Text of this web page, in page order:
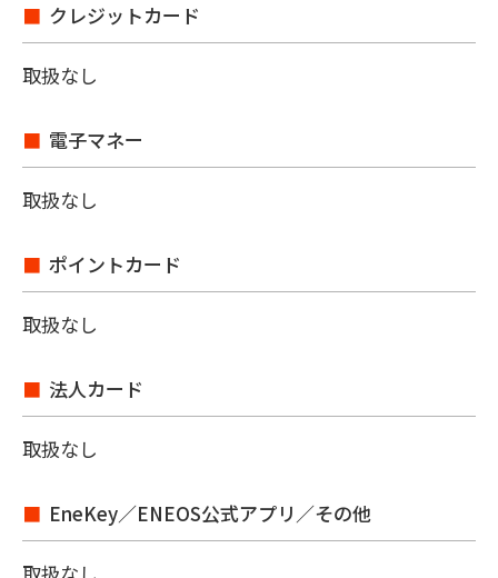
クレジットカード
取扱なし
電子マネー
取扱なし
ポイントカード
取扱なし
法人カード
取扱なし
EneKey／ENEOS公式アプリ／その他